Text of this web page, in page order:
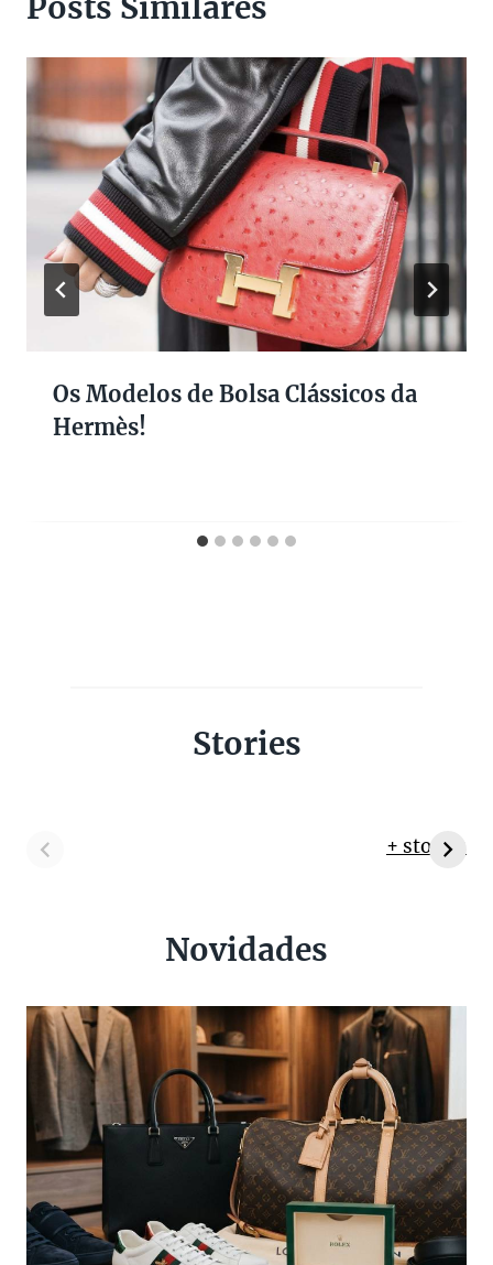
Posts Similares
Os Modelos de Bolsa Clássicos da
Hermès!
Stories
+ stories
Novidades